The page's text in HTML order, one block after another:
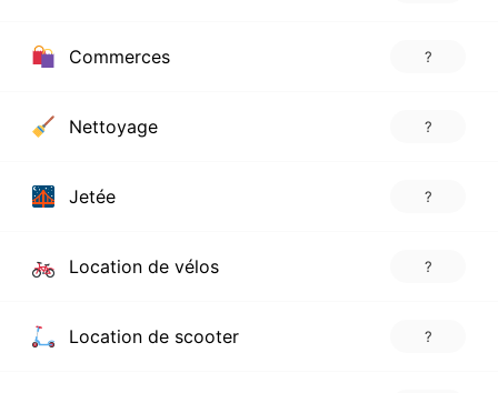
Commerces ?
Nettoyage ?
Jetée ?
Location de vélos ?
Location de scooter ?